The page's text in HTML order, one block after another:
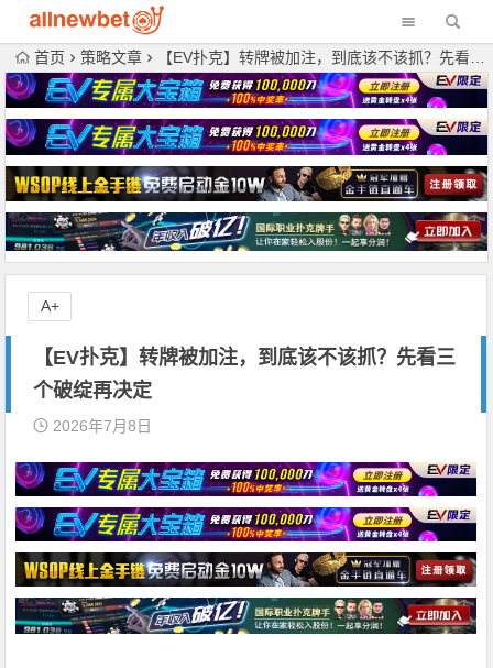
首页 策略文章 【EV扑克】转牌被加注，到底该不该抓？先看三个破绽再决定
【EV扑克】转牌被加注，到底该不该抓？先看三
个破绽再决定
2026年7月8日
A+